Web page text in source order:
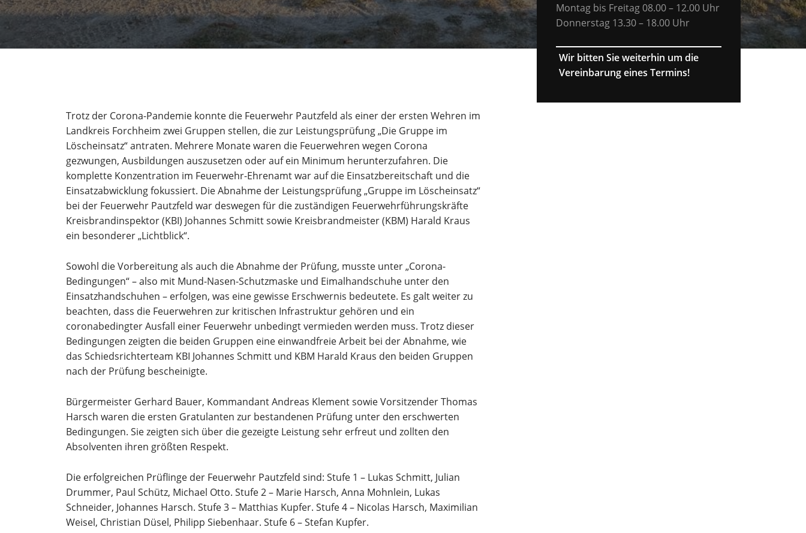
Trotz der Corona-Pandemie konnte die Feuerwehr Pautzfeld als einer der ersten Wehren im
Landkreis Forchheim zwei Gruppen stellen, die zur Leistungsprüfung „Die Gruppe im
Löscheinsatz“ antraten. Mehrere Monate waren die Feuerwehren wegen Corona
gezwungen, Ausbildungen auszusetzen oder auf ein Minimum herunterzufahren. Die
komplette Konzentration im Feuerwehr-Ehrenamt war auf die Einsatzbereitschaft und die
Einsatzabwicklung fokussiert. Die Abnahme der Leistungsprüfung „Gruppe im Löscheinsatz“
bei der Feuerwehr Pautzfeld war deswegen für die zuständigen Feuerwehrführungskräfte
Kreisbrandinspektor (KBI) Johannes Schmitt sowie Kreisbrandmeister (KBM) Harald Kraus
ein besonderer „Lichtblick“.
Sowohl die Vorbereitung als auch die Abnahme der Prüfung, musste unter „Corona-
Bedingungen“ – also mit Mund-Nasen-Schutzmaske und Eimalhandschuhe unter den
Einsatzhandschuhen – erfolgen, was eine gewisse Erschwernis bedeutete. Es galt weiter zu
beachten, dass die Feuerwehren zur kritischen Infrastruktur gehören und ein
coronabedingter Ausfall einer Feuerwehr unbedingt vermieden werden muss. Trotz dieser
Bedingungen zeigten die beiden Gruppen eine einwandfreie Arbeit bei der Abnahme, wie
das Schiedsrichterteam KBI Johannes Schmitt und KBM Harald Kraus den beiden Gruppen
nach der Prüfung bescheinigte.
Bürgermeister Gerhard Bauer, Kommandant Andreas Klement sowie Vorsitzender Thomas
Harsch waren die ersten Gratulanten zur bestandenen Prüfung unter den erschwerten
Bedingungen. Sie zeigten sich über die gezeigte Leistung sehr erfreut und zollten den
Absolventen ihren größten Respekt.
Die erfolgreichen Prüflinge der Feuerwehr Pautzfeld sind: Stufe 1 – Lukas Schmitt, Julian
Drummer, Paul Schütz, Michael Otto. Stufe 2 – Marie Harsch, Anna Mohnlein, Lukas
Schneider, Johannes Harsch. Stufe 3 – Matthias Kupfer. Stufe 4 – Nicolas Harsch, Maximilian
Weisel, Christian Düsel, Philipp Siebenhaar. Stufe 6 – Stefan Kupfer.
Montag bis Freitag 08.00 – 12.00 Uhr
Donnerstag 13.30 – 18.00 Uhr
Wir bitten Sie weiterhin um die
Vereinbarung eines Termins!